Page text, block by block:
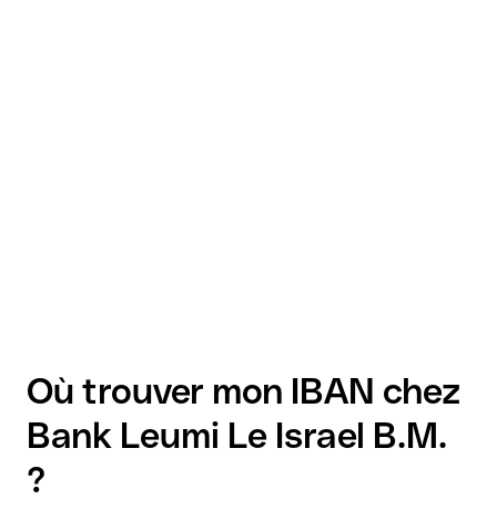
Où trouver mon IBAN chez
Bank Leumi Le Israel B.M.
?